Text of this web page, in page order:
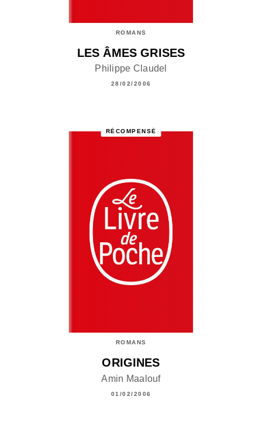
ROMANS
LES ÂMES GRISES
Philippe Claudel
28/02/2006
RÉCOMPENSÉ
ROMANS
ORIGINES
Amin Maalouf
01/02/2006